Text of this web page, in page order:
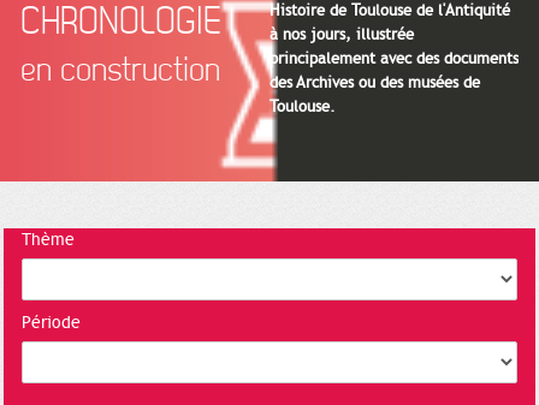
CHRONOLOGIE
en construction
Histoire de Toulouse de l'Antiquité
à nos jours, illustrée
principalement avec des documents
des Archives ou des musées de
Toulouse.
Thème
Période